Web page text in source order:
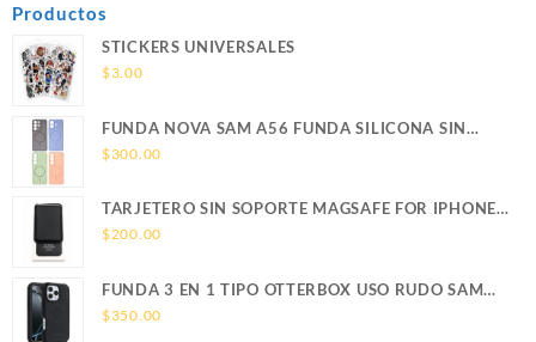
Productos
STICKERS UNIVERSALES
$3.00
FUNDA NOVA SAM A56 FUNDA SILICONA SIN
SOPORTE MAGNETICO SAMSUNG
$300.00
TARJETERO SIN SOPORTE MAGSAFE FOR IPHONE
LEATHER WALLET MAGSAFE
$200.00
FUNDA 3 EN 1 TIPO OTTERBOX USO RUDO SAM
S26 ULTRA SAMSUNG S26 ULTRA
$350.00